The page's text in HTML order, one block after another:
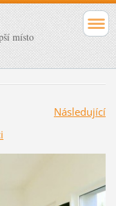
místo
Následující